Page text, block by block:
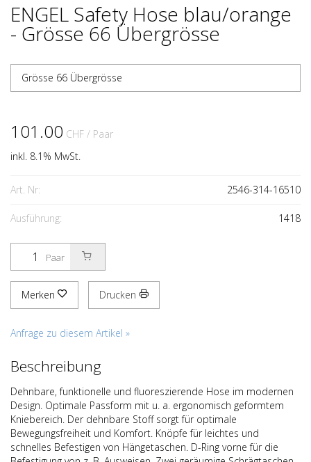
ENGEL Safety Hose blau/orange
- Grösse 66 Übergrösse
Grösse 66 Übergrösse
101.00 CHF / Paar
inkl. 8.1% MwSt.
Art. Nr: 2546-314-16510
Ausführung: 1418
Paar
Merken Drucken
Anfrage zu diesem Artikel »
Beschreibung
Dehnbare, funktionelle und fluoreszierende Hose im modernen
Design. Optimale Passform mit u. a. ergonomisch geformtem
Kniebereich. Der dehnbare Stoff sorgt für optimale
Bewegungsfreiheit und Komfort. Knöpfe für leichtes und
schnelles Befestigen von Hängetaschen. D-Ring vorne für die